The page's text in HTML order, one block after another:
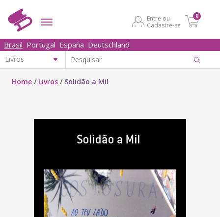
Entre ou
Cadastre-se
0
Brasil Portugal España Deutschland
Home / Livros / Solidão a Mil